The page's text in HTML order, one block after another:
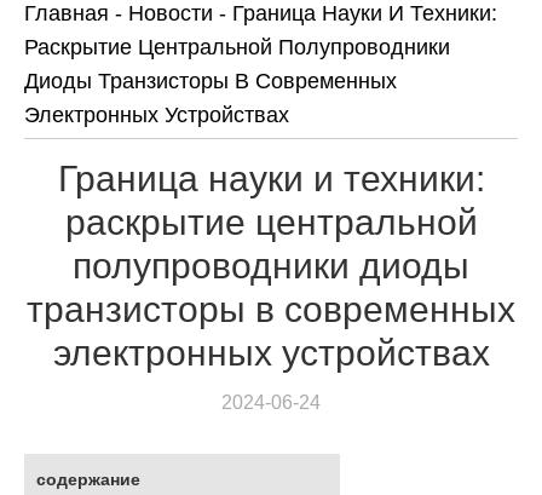
Главная - Новости - Граница Науки И Техники:
Раскрытие Центральной Полупроводники
Диоды Транзисторы В Современных
Электронных Устройствах
Граница науки и техники:
раскрытие центральной
полупроводники диоды
транзисторы в современных
электронных устройствах
2024-06-24
содержание